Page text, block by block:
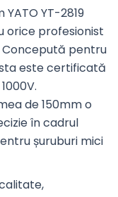
YT-2819
orice profesionist
pentru
este certificată
de 150mm o
în cadrul
șuruburi mici